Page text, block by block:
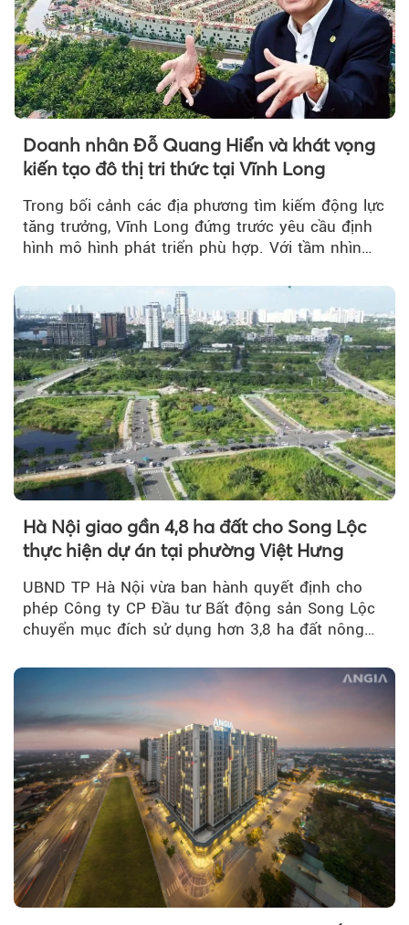
Doanh nhân Đỗ Quang Hiển và khát vọng
kiến tạo đô thị tri thức tại Vĩnh Long
Trong bối cảnh các địa phương tìm kiếm động lực
tăng trưởng, Vĩnh Long đứng trước yêu cầu định
hình mô hình phát triển phù hợp. Với tầm nhìn
Hà Nội giao gần 4,8 ha đất cho Song Lộc
thực hiện dự án tại phường Việt Hưng
UBND TP Hà Nội vừa ban hành quyết định cho
phép Công ty CP Đầu tư Bất động sản Song Lộc
chuyển mục đích sử dụng hơn 3,8 ha đất nông